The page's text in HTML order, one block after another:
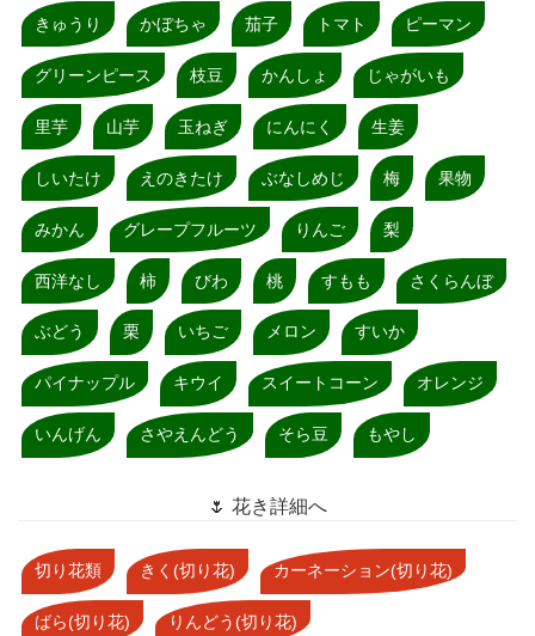
きゅうり かぼちゃ 茄子 トマト ピーマン
グリーンピース 枝豆 かんしょ じゃがいも
里芋 山芋 玉ねぎ にんにく 生姜
しいたけ えのきたけ ぶなしめじ 梅 果物
みかん グレープフルーツ りんご 梨
西洋なし 柿 びわ 桃 すもも さくらんぼ
ぶどう 栗 いちご メロン すいか
パイナップル キウイ スイートコーン オレンジ
いんげん さやえんどう そら豆 もやし
🌷 花き詳細へ
切り花類 きく(切り花) カーネーション(切り花)
ばら(切り花) りんどう(切り花)